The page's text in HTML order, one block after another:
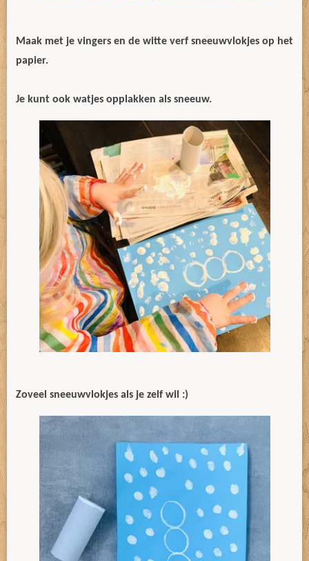
Maak met je vingers en de witte verf sneeuwvlokjes op het
papier.
Je kunt ook watjes opplakken als sneeuw.
Zoveel sneeuwvlokjes als je zelf wil :)